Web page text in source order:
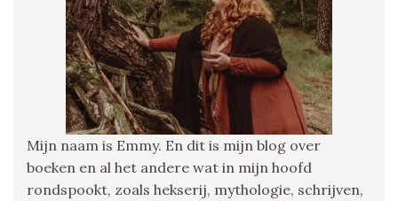
Mijn naam is Emmy. En dit is mijn blog over
boeken en al het andere wat in mijn hoofd
rondspookt, zoals hekserij, mythologie, schrijven,